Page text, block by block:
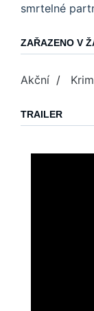
smrtelné
ZAŘAZENO V
Akční /
TRAILER